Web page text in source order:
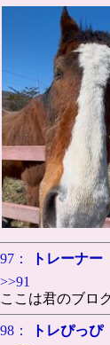
97： トレーナー
>>91
ここは君のブロ
98： トレぴっぴ